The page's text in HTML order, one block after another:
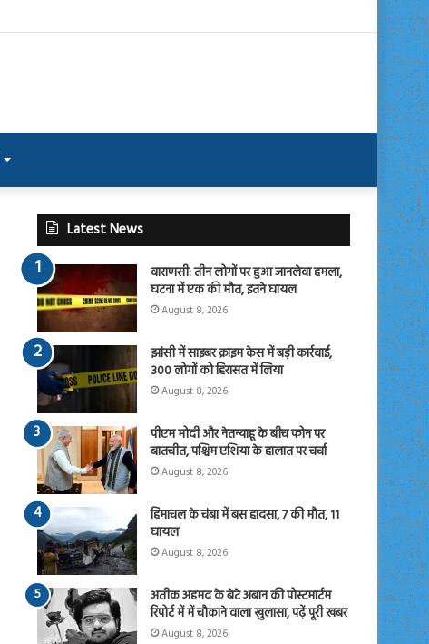
Latest News
वाराणसी: तीन लोगों पर हुआ जानलेवा हमला,
घटना में एक की मौत, इतने घायल
August 8, 2026
झांसी में साइबर क्राइम केस में बड़ी कार्रवाई,
300 लोगों को हिरासत में लिया
August 8, 2026
पीएम मोदी और नेतन्याहू के बीच फोन पर
बातचीत, पश्चिम एशिया के हालात पर चर्चा
August 8, 2026
हिमाचल के चंबा में बस हादसा, 7 की मौत, 11
घायल
August 8, 2026
अतीक अहमद के बेटे अबान की पोस्टमार्टम
रिपोर्ट में में चौकाने वाला खुलासा, पढ़ें पूरी खबर
August 8, 2026